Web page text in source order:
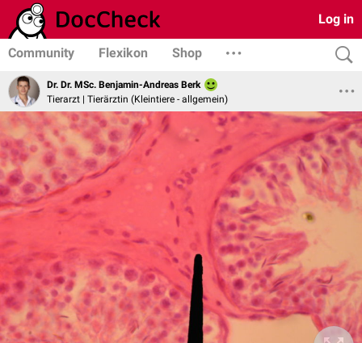
Log in
Community Flexikon Shop
Dr. Dr. MSc. Benjamin-Andreas Berk
Tierarzt | Tierärztin (Kleintiere - allgemein)